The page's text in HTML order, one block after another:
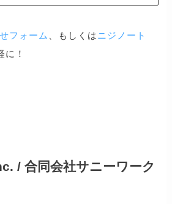
フォーム 、もしくはニジノート
に！
/ 合同会社サニーワーク